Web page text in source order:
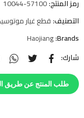
رمز المنتج:10044-57100
التصنيف:قطع غيار
Brands:
Haojiang
شارك:
طلب المنتج عن طريق